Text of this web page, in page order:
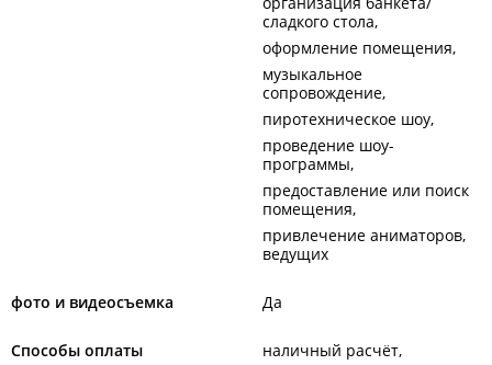
сладкого стола
оформление помещения
музыкальное
сопровождение
пиротехническое шоу
проведение шоу-
программы
предоставление или поиск
помещения
привлечение аниматоров,
ведущих
фото и видеосъемка Да
Способы оплаты
наличный расчёт